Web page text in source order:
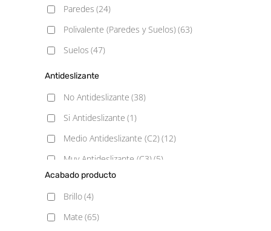
Paredes (24)
Polivalente (Paredes y Suelos)(63)
Suelos (47)
Antideslizante
No Antideslizante (38)
Si Antideslizante (1)
Medio Antideslizante (C2)(12)
Muy Antideslizante (C3)(5)
Poco Antideslizante (C1)
Acabado producto
Brillo(4)
Mate (65)